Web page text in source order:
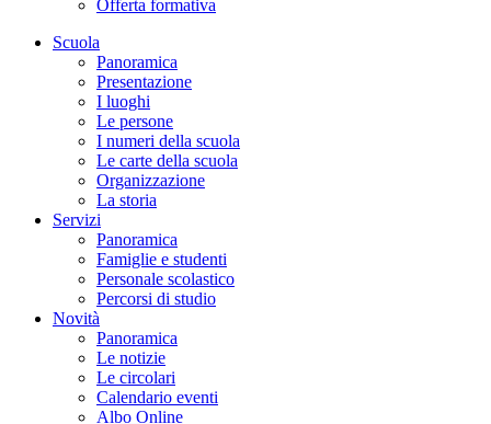
Offerta formativa
Scuola
Panoramica
Presentazione
I luoghi
Le persone
I numeri della scuola
Le carte della scuola
Organizzazione
La storia
Servizi
Panoramica
Famiglie e studenti
Personale scolastico
Percorsi di studio
Novità
Panoramica
Le notizie
Le circolari
Calendario eventi
Albo Online